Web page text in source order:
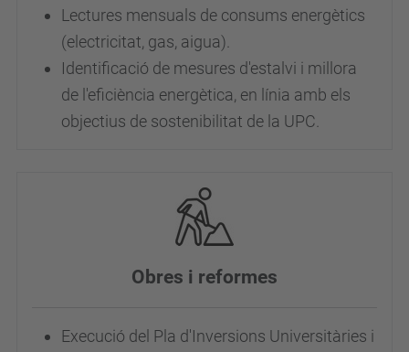
Lectures mensuals de consums energètics
(electricitat, gas, aigua).
Identificació de mesures d'estalvi i millora
de l'eficiència energètica, en línia amb els
objectius de sostenibilitat de la UPC.
Obres i reformes
Execució del Pla d'Inversions Universitàries i